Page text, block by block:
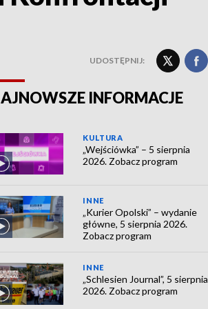
UDOSTĘPNIJ:
INFORMACJE
KULTURA
„Wejściówka” – 5 sierpnia
2026. Zobacz program
INNE
„Kurier Opolski” – wydanie
główne, 5 sierpnia 2026.
Zobacz program
INNE
„Schlesien Journal”, 5 sierpnia
2026. Zobacz program